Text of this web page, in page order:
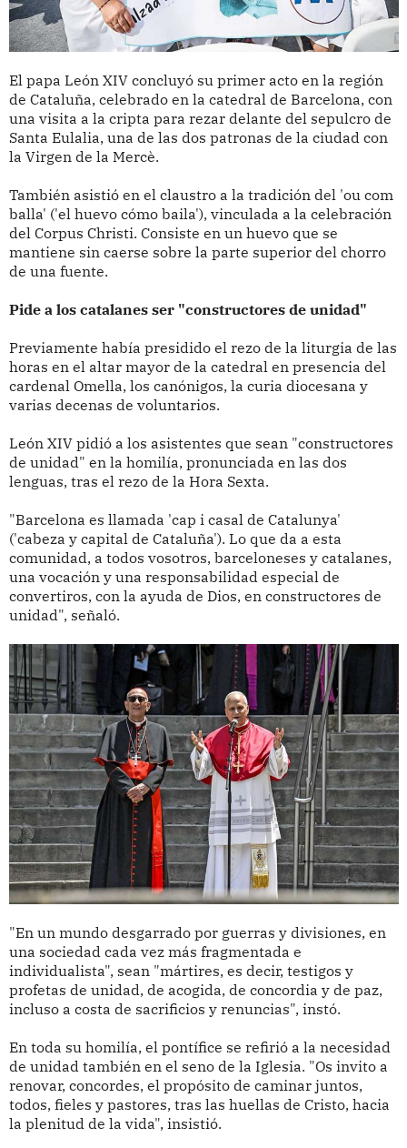
El papa León XIV concluyó su primer acto en la región
de Cataluña, celebrado en la catedral de Barcelona, con
una visita a la cripta para rezar delante del sepulcro de
Santa Eulalia, una de las dos patronas de la ciudad con
la Virgen de la Mercè.
También asistió en el claustro a la tradición del 'ou com
balla' ('el huevo cómo baila'), vinculada a la celebración
del Corpus Christi. Consiste en un huevo que se
mantiene sin caerse sobre la parte superior del chorro
de una fuente.
Pide a los catalanes ser "constructores de unidad"
Previamente había presidido el rezo de la liturgia de las
horas en el altar mayor de la catedral en presencia del
cardenal Omella, los canónigos, la curia diocesana y
varias decenas de voluntarios.
León XIV pidió a los asistentes que sean "constructores
de unidad" en la homilía, pronunciada en las dos
lenguas, tras el rezo de la Hora Sexta.
"Barcelona es llamada 'cap i casal de Catalunya'
('cabeza y capital de Cataluña'). Lo que da a esta
comunidad, a todos vosotros, barceloneses y catalanes,
una vocación y una responsabilidad especial de
convertiros, con la ayuda de Dios, en constructores de
unidad", señaló.
"En un mundo desgarrado por guerras y divisiones, en
una sociedad cada vez más fragmentada e
individualista", sean "mártires, es decir, testigos y
profetas de unidad, de acogida, de concordia y de paz,
incluso a costa de sacrificios y renuncias", instó.
En toda su homilía, el pontífice se refirió a la necesidad
de unidad también en el seno de la Iglesia. "Os invito a
renovar, concordes, el propósito de caminar juntos,
todos, fieles y pastores, tras las huellas de Cristo, hacia
la plenitud de la vida", insistió.